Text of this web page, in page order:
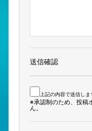
送信確認
上記の内容で送信しま
※承認制のため、投稿
ん。